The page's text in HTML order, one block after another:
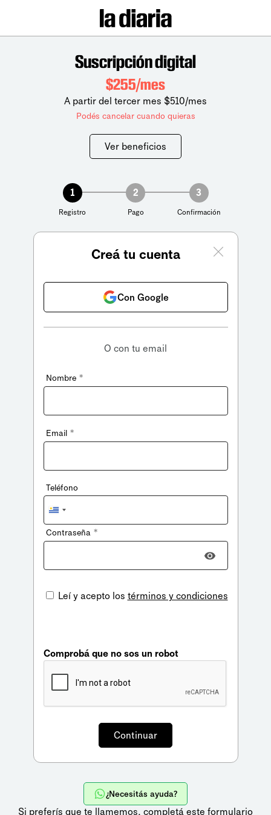
Suscripción digital
$255/mes
A partir del tercer mes $510/mes
Podés cancelar cuando quieras
Ver beneficios
1
Registro
2
Pago
3
Confirmación
Creá tu cuenta
Con Google
O con tu email
Nombre *
Email *
Teléfono
Uruguay
+598
Contraseña *
Leí y acepto los términos y condiciones
Comprobá que no sos un robot
¿Necesitás ayuda?
Si preferís que te llamemos, completá este formulario